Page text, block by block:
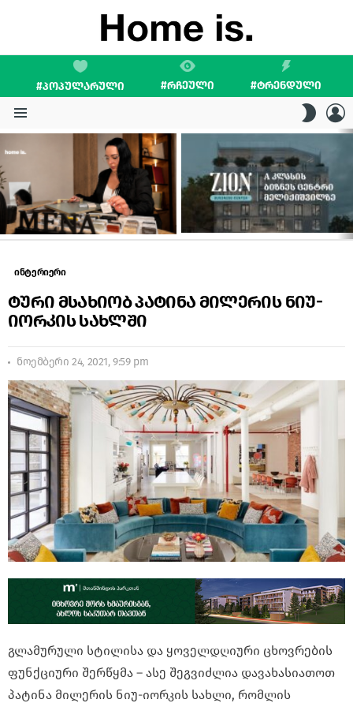
#ᲞᲝᲞᲣᲚᲐᲠᲣᲚᲘ #ᲠᲩᲔᲣᲚᲘ #ᲢᲠᲔᲜᲓᲣᲚᲘ
SKIN
STORIES
ინტერიერი
ტური მსახიობ პატინა მილერის ნიუ-
იორკის სახლში
ნოემბერი 24, 2021, 9:59 pm
გლამურული სტილისა და ყოველდღიური ცხოვრების
ფუნქციური შერწყმა – ასე შეგვიძლია დავახასიათოთ
პატინა მილერის ნიუ-იორკის სახლი, რომლის